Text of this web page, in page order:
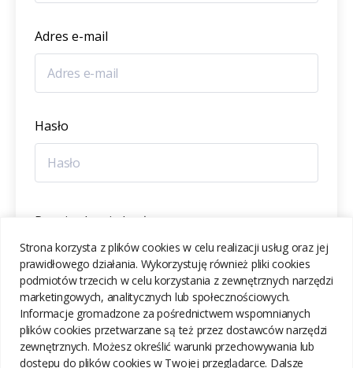
Strona korzysta z plików cookies w celu realizacji usług oraz jej
prawidłowego działania. Wykorzystuję również pliki cookies
podmiotów trzecich w celu korzystania z zewnętrznych narzędzi
marketingowych, analitycznych lub społecznościowych.
Informacje gromadzone za pośrednictwem wspomnianych
plików cookies przetwarzane są też przez dostawców narzędzi
zewnętrznych. Możesz określić warunki przechowywania lub
dostępu do plików cookies w Twojej przeglądarce. Dalsze
Adres e-mail
Hasło
Potwierdzenie hasła
ZAREJESTRUJ SIĘ